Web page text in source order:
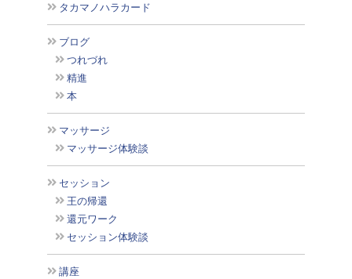
タカマノハラカード
ブログ
つれづれ
精進
本
マッサージ
マッサージ体験談
セッション
王の帰還
還元ワーク
セッション体験談
講座